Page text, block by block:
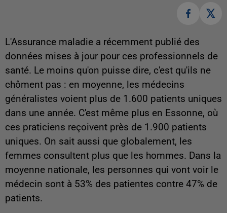
L'Assurance maladie a récemment publié des
données mises à jour pour ces professionnels de
santé. Le moins qu'on puisse dire, c'est qu'ils ne
chôment pas : en moyenne, les médecins
généralistes voient plus de 1.600 patients uniques
dans une année. C'est même plus en Essonne, où
ces praticiens reçoivent près de 1.900 patients
uniques. On sait aussi que globalement, les
femmes consultent plus que les hommes. Dans la
moyenne nationale, les personnes qui vont voir le
médecin sont à 53% des patientes contre 47% de
patients.